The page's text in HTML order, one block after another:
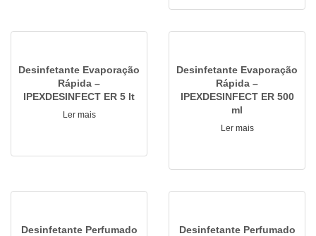
Desinfetante Evaporação
Rápida –
IPEXDESINFECT ER 5 lt
Ler mais
Desinfetante Evaporação
Rápida –
IPEXDESINFECT ER 500
ml
Ler mais
Desinfetante Perfumado
Desinfetante Perfumado